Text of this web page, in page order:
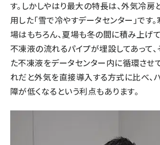
す。しかしやはり最大の特長は、外気冷
用した「雪で冷やすデータセンター」です
場はもちろん、夏場も冬の間に積み上げ
不凍液の流れるパイプが埋設してあって
た不凍液をデータセンター内に循環させ
れだと外気を直接導入する方式に比べ、
障が低くなるという利点もあります。